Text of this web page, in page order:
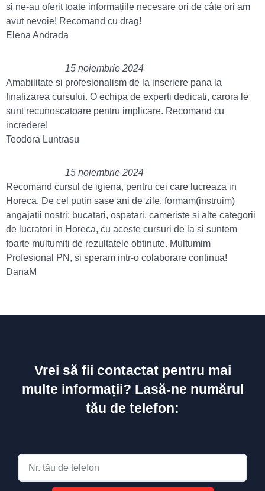
si ne-au oferit toate informațiile necesare ori de câte ori am
avut nevoie! Recomand cu drag!
Elena Andrada
15 noiembrie 2024
Amabilitate si profesionalism de la inscriere pana la
finalizarea cursului. O echipa de experti dedicati, carora le
sunt recunoscatoare pentru implicare. Recomand cu
incredere!
Teodora Luntrasu
15 noiembrie 2024
Recomand cursul de igiena, pentru cei care lucreaza in
Horeca. De cel putin sase ani de zile, formam(instruim)
angajatii nostri: bucatari, ospatari, cameriste si alte categorii
de lucratori in Horeca, cu aceste cursuri de la si suntem
foarte multumiti de rezultatele obtinute. Multumim
Profesional PN, si speram intr-o colaborare continua!
DanaM
Vrei să fii contactat pentru mai
multe informații? Lasă-ne numărul
tău de telefon: